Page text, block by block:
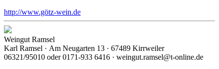
http://www.götz-wein.de
Weingut Ramsel
Karl Ramsel · Am Neugarten 13 · 67489 Kirrweiler
06321/95010 oder 0171-933 6416 · weingut.ramsel@t-online.de